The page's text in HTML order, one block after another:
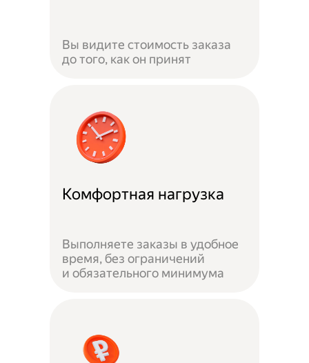
Вы видите стоимость заказа
до того, как он принят
Комфортная нагрузка
Выполняете заказы в удобное
время, без ограничений
и обязательного минимума